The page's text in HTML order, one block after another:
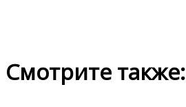
Смотрите также: